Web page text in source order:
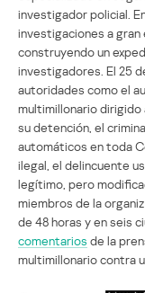
investigador policial.
investigaciones a gran
construyendo un
investigadores. El 25
autoridades como el
multimillonario dirigido
su detención, el
automáticos en toda
ilegal, el delincuente
legítimo, pero
miembros de la
de 48 horas y en seis
comentarios de la
multimillonario contra